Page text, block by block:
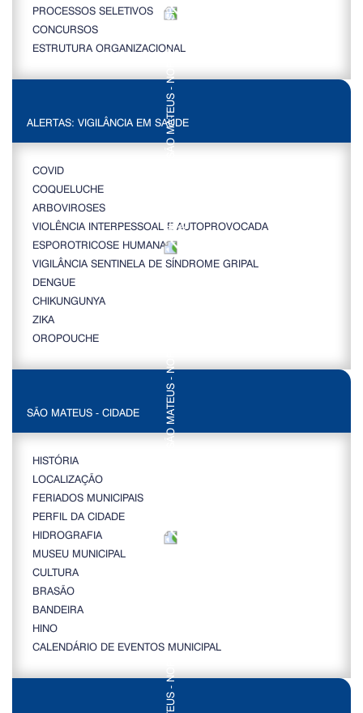
PROCESSOS SELETIVOS
CONCURSOS
ESTRUTURA ORGANIZACIONAL
ALERTAS: VIGILÂNCIA EM SAÚDE
COVID
COQUELUCHE
ARBOVIROSES
VIOLÊNCIA INTERPESSOAL E AUTOPROVOCADA
ESPOROTRICOSE HUMANA
VIGILÂNCIA SENTINELA DE SÍNDROME GRIPAL
DENGUE
CHIKUNGUNYA
ZIKA
OROPOUCHE
SÃO MATEUS - CIDADE
HISTÓRIA
LOCALIZAÇÃO
FERIADOS MUNICIPAIS
PERFIL DA CIDADE
HIDROGRAFIA
MUSEU MUNICIPAL
CULTURA
BRASÃO
BANDEIRA
HINO
CALENDÁRIO DE EVENTOS MUNICIPAL